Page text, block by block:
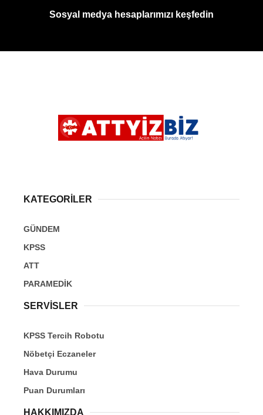
Sosyal medya hesaplarımızı keşfedin
KATEGORİLER
GÜNDEM
KPSS
ATT
PARAMEDİK
SERVİSLER
KPSS Tercih Robotu
Nöbetçi Eczaneler
Hava Durumu
Puan Durumları
HAKKIMIZDA